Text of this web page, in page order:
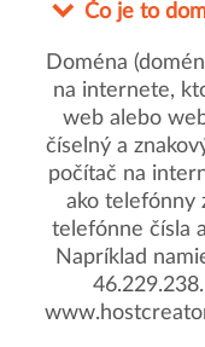
Čo je to
Doména
na internete,
web alebo
číselný a
počítač na
ako telefónny
telefónne čísla
Napríklad